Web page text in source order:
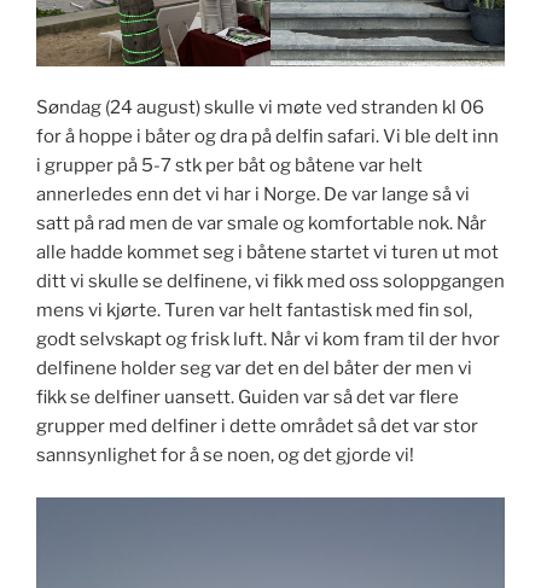
Søndag (24 august) skulle vi møte ved stranden kl 06
for å hoppe i båter og dra på delfin safari. Vi ble delt inn
i grupper på 5-7 stk per båt og båtene var helt
annerledes enn det vi har i Norge. De var lange så vi
satt på rad men de var smale og komfortable nok. Når
alle hadde kommet seg i båtene startet vi turen ut mot
ditt vi skulle se delfinene, vi fikk med oss soloppgangen
mens vi kjørte. Turen var helt fantastisk med fin sol,
godt selvskapt og frisk luft. Når vi kom fram til der hvor
delfinene holder seg var det en del båter der men vi
fikk se delfiner uansett. Guiden var så det var flere
grupper med delfiner i dette området så det var stor
sannsynlighet for å se noen, og det gjorde vi!